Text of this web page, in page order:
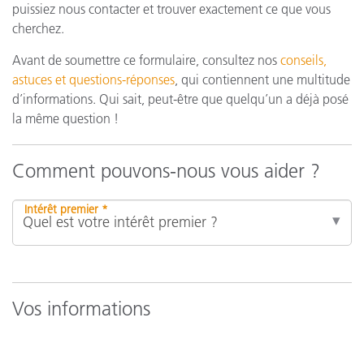
puissiez nous contacter et trouver exactement ce que vous
cherchez.
Avant de soumettre ce formulaire, consultez nos conseils,
astuces et questions-réponses, qui contiennent une multitude
d’informations. Qui sait, peut-être que quelqu’un a déjà posé
la même question !
Comment pouvons-nous vous aider ?
Intérêt premier *
Vos informations